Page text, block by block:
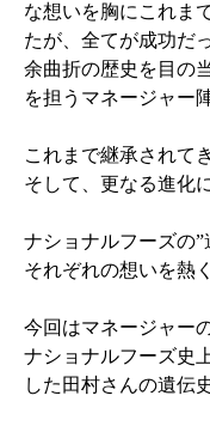
な想いを胸にこれま
たが、全てが成功だ
余曲折の歴史を目の
を担うマネージャー
これまで継承されて
そして、更なる進化
ナショナルフーズの
それぞれの想いを熱
今回はマネージャー
ナショナルフーズ史
した田村さんの遺伝